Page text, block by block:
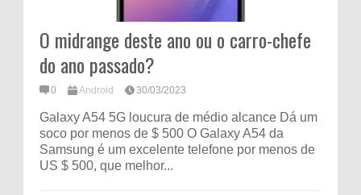
O midrange deste ano ou o carro-chefe
do ano passado?
0 Android 30/03/2023
Galaxy A54 5G loucura de médio alcance Dá um
soco por menos de $ 500 O Galaxy A54 da
Samsung é um excelente telefone por menos de
US $ 500, que melhor...